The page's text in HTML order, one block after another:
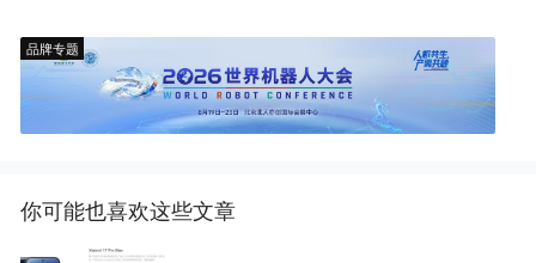
品牌专题
你可能也喜欢这些文章